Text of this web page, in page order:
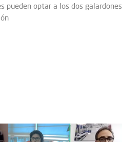
optar a los dos galardones